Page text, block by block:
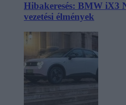
Hibakeresés: BMW iX3
vezetési élmények